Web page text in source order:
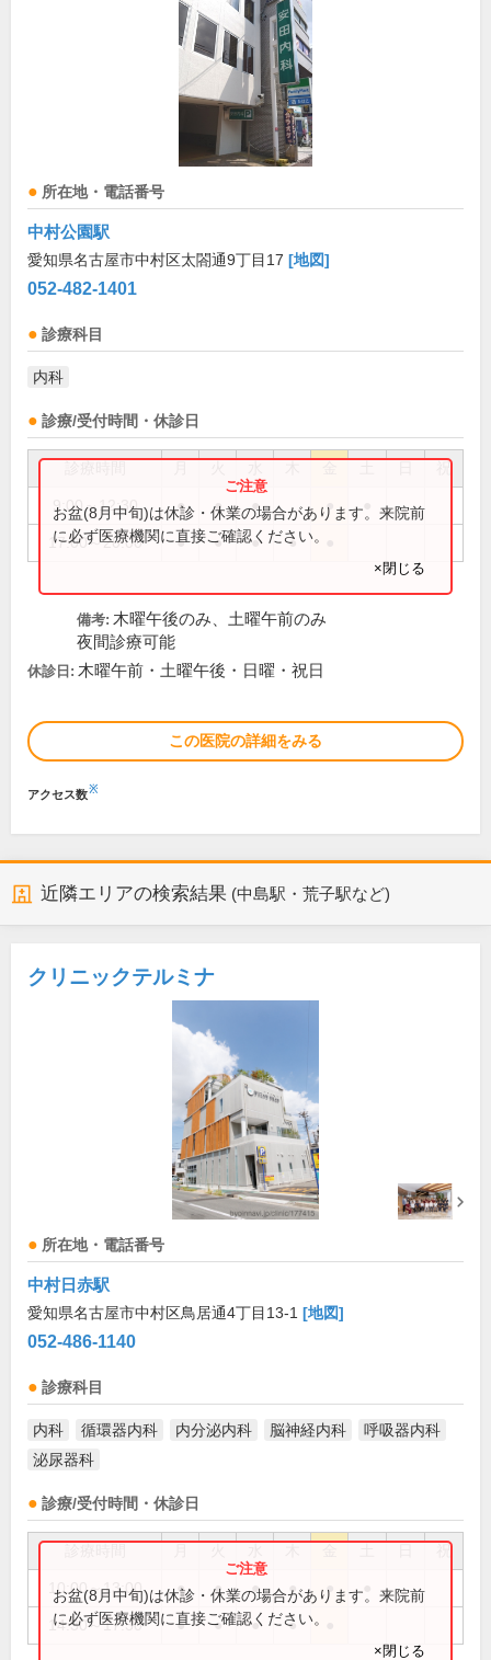
所在地・電話番号
中村公園駅
愛知県名古屋市中村区太閤通9丁目17 [地図]
052-482-1401
診療科目
内科
診療/受付時間・休診日
祝
9:00～12:30 ● ● ● ●
17:00～20:00 ● ● ● ●
お盆(8月中旬)は休診・休業の場合があります。来院前
に必ず医療機関に直接ご確認ください。
×閉じる
備考: 木曜午後のみ、土曜午前のみ
夜間診療可能
休診日: 木曜午前・土曜午後・日曜・祝日
この医院の詳細をみる
アクセス数※
近隣エリアの検索結果 (中島駅・荒子駅など)
クリニックテルミナ
所在地・電話番号
中村日赤駅
愛知県名古屋市中村区鳥居通4丁目13-1 [地図]
052-486-1140
診療科目
内科 循環器内科 内分泌内科 脳神経内科
呼吸器内科
泌尿器科
診療/受付時間・休診日
祝
10:00～13:00 ● ● ● ● ●
14:30～17:30 ● ● ● ●
お盆(8月中旬)は休診・休業の場合があります。来院前
に必ず医療機関に直接ご確認ください。
×閉じる